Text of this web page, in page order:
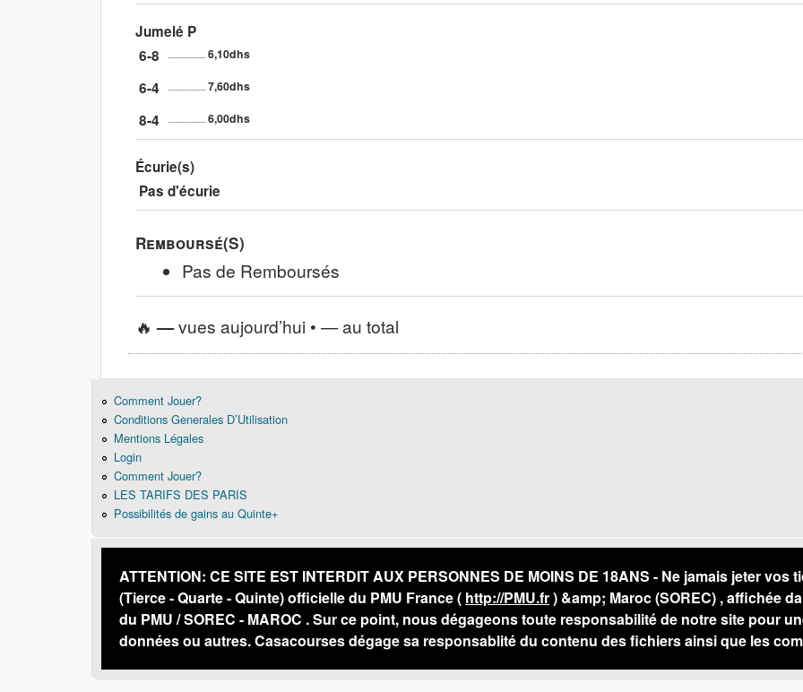
Jumelé P
6-8
6,10dhs
6-4 7,60dhs
8-4 6,00dhs
Écurie(s)
Pas d'écurie
Remboursé(s)
Pas de Remboursés
🔥—vues aujourd’hui • —au total
Comment Jouer?
Conditions Generales D’Utilisation
Mentions Légales
Login
Comment Jouer?
LES TARIFS DES PARIS
Possibilités de gains au Quinte+
ATTENTION: CE SITE EST INTERDIT AUX PERSONNES DE MOINS DE 18ANS - Ne jamais jeter
(Tierce - Quarte - Quinte) officielle du PMU France ( http://PMU.fr) &amp; Maroc (SOREC) , affichée
du PMU / SOREC - MAROC . Sur ce point, nous dégageons toute responsabilité de notre site pour
données ou autres. Casacourses dégage sa responsablité du contenu des fichiers ainsi que les